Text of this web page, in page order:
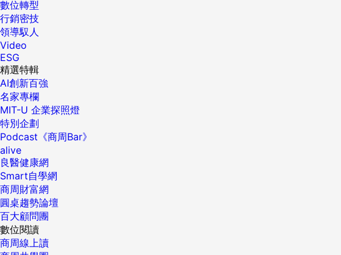
數位轉型
行銷密技
領導馭人
Video
ESG
精選特輯
AI創新百強
名家專欄
MIT-U 企業探照燈
特別企劃
Podcast《商周Bar》
alive
良醫健康網
Smart自學網
商周財富網
圓桌趨勢論壇
百大顧問團
數位閱讀
商周線上讀